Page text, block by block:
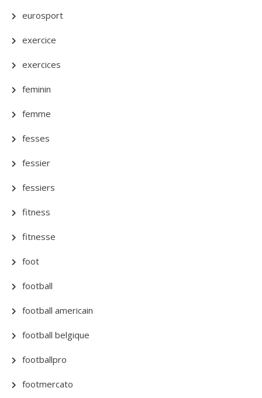
eurosport
exercice
exercices
feminin
femme
fesses
fessier
fessiers
fitness
fitnesse
foot
football
football americain
football belgique
footballpro
footmercato